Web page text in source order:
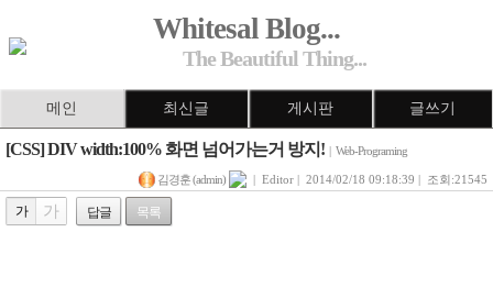
Whitesal Blog...
The Beautiful Thing...
메인 최신글 게시판 글쓰기
[CSS] DIV width:100% 화면 넘어가는거 방지! Web-Programing
김경훈 (admin) | Editor | 2014/02/18 09:18:39 | 조회:21545
가 가 답글 목록